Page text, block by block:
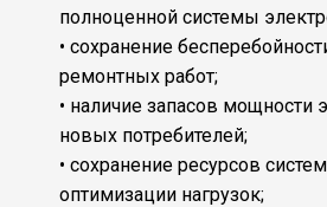
полноценной системы
• сохранение
ремонтных работ;
• наличие запасов мощности
новых потребителей;
• сохранение ресурсов
оптимизации нагрузок;